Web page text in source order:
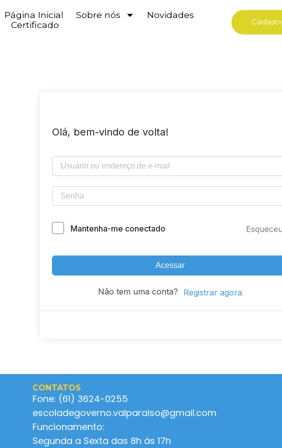
Página Inicial Sobre nós
Novidades
Certificado
Olá, bem-vindo de volta!
Mantenha-me conectado
Acessar
Não tem uma conta? Registrar agora
CONTATOS
Fone: (61) 3624-0255
escoladegoverno.valparaiso@gmail.com
Funcionamento:
Segunda a Sexta das 8h às 17h